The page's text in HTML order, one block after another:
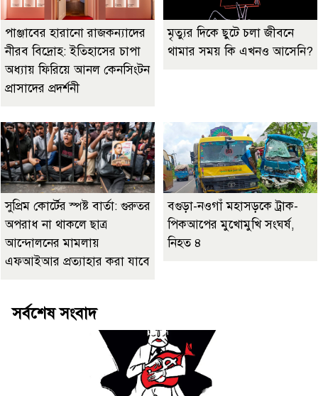
পাঞ্জাবের হারানো রাজকন্যাদের
নীরব বিদ্রোহ: ইতিহাসের চাপা
অধ্যায় ফিরিয়ে আনল কেনসিংটন
প্রাসাদের প্রদর্শনী
মৃত্যুর দিকে ছুটে চলা জীবনে
থামার সময় কি এখনও আসেনি?
সুপ্রিম কোর্টের স্পষ্ট বার্তা: গুরুতর
অপরাধ না থাকলে ছাত্র
আন্দোলনের মামলায়
এফআইআর প্রত্যাহার করা যাবে
বগুড়া-নওগাঁ মহাসড়কে ট্রাক-
পিকআপের মুখোমুখি সংঘর্ষ,
নিহত ৪
সর্বশেষ সংবাদ